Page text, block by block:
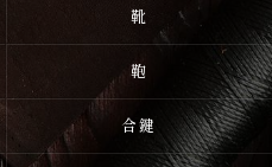
靴
鞄
合鍵